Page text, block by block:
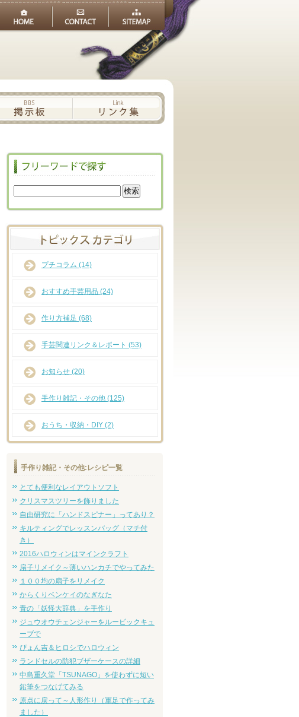
プチコラム (14)
おすすめ手芸用品 (24)
作り方補足 (68)
手芸関連リンク＆レポート (53)
お知らせ (20)
手作り雑記・その他 (125)
おうち・収納・DIY (2)
手作り雑記・その他:レシピ一覧
とても便利なレイアウトソフト
クリスマスツリーを飾りました
自由研究に「ハンドスピナー」ってあり？
キルティングでレッスンバッグ（マチ付
き）
2016ハロウィンはマインクラフト
扇子リメイク～薄いハンカチでやってみた
１００均の扇子をリメイク
からくりベンケイのなぎなた
青の「妖怪大辞典」を手作り
ジュウオウチェンジャーをルービックキュ
ーブで
ぴょん吉＆ヒロシでハロウィン
ランドセルの防犯ブザーケースの詳細
中島重久堂「TSUNAGO」を使わずに短い
鉛筆をつなげてみる
原点に戻って～人形作り（軍足で作ってみ
ました）